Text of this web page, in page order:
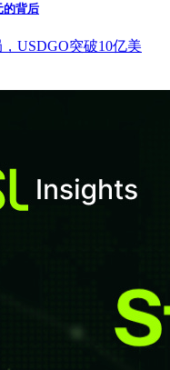
的背后
USDGO突破10亿美